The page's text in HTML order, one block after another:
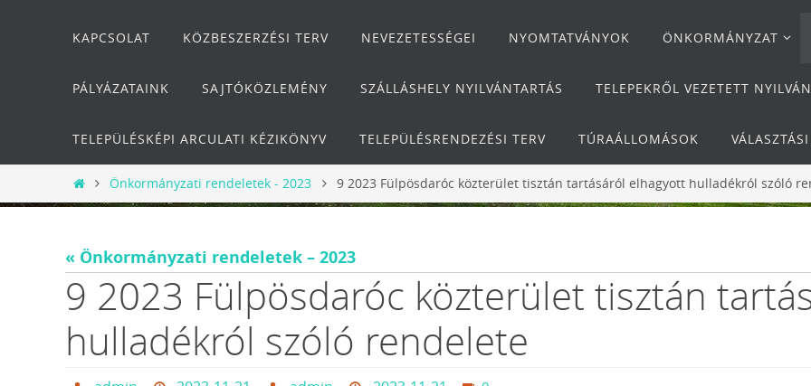
KAPCSOLAT KÖZBESZERZÉSI TERV NEVEZETESSÉGEI NYOMTATVÁNYOK ÖNKORMÁNYZAT
PÁLYÁZATAINK SAJTÓKÖZLEMÉNY SZÁLLÁSHELY NYILVÁNTARTÁS TELEPEKRŐL VEZETETT
TELEPÜLÉSKÉPI ARCULATI KÉZIKÖNYV TELEPÜLÉSRENDEZÉSI TERV TÚRAÁLLOMÁSOK
Otthon
Önkormányzati rendeletek - 2023 9 2023 Fülpösdaróc közterület tisztán tartásáról elhagyott hulladékról szóló
« Önkormányzati rendeletek – 2023
9 2023 Fülpösdaróc közterület tisztán
hulladékról szóló rendelete